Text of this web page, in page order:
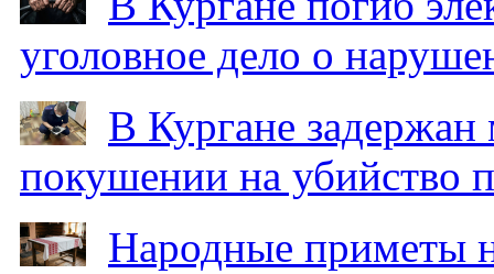
уголовное дело о
В Кургане
покушении на убийство
Народные приметы